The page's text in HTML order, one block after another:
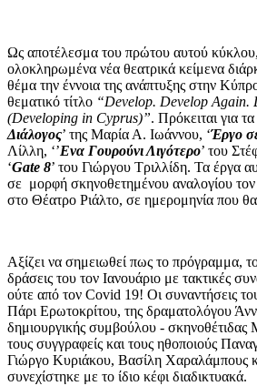
Ως αποτέλεσμα του πρώτου αυτού
ολοκληρωμένα νέα θεατρικά κείμενα
θέμα την έννοια της ανάπτυξης στην
θεματικό τίτλο “Develop. Develop Again.
(Developing in Cyprus)”. Πρόκειται για
Διάλογος’ της Μαρία Α. Ιωάννου, ‘Έργο
Λίλλη, ‘’Ενα Γουρούνι Λιγότερο’ του
‘Gate 8’ του Γιώργου Τριλλίδη. Τα έργα
σε μορφή σκηνοθετημένου αναλογίου
στο Θέατρο Ριάλτο, σε ημερομηνία που
Αξίζει να σημειωθεί πως το πρόγραμμα,
δράσεις του τον Ιανουάριο με τακτικές
ούτε από τον Covid 19! Οι συναντήσεις
Πάρι Ερωτοκρίτου, της δραματολόγου
δημιουργικής συμβούλου - σκηνοθέτιδας
τους συγγραφείς και τους ηθοποιούς
Γιώργο Κυριάκου, Βασίλη Χαραλάμπους
συνεχίστηκε με το ίδιο κέφι διαδικτυακά.